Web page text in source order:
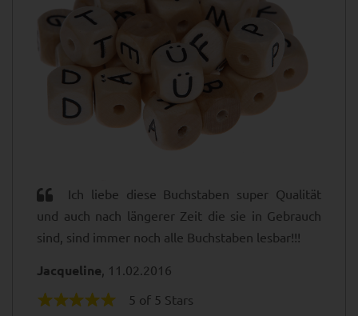
Ich liebe diese Buchstaben super Qualität
und auch nach längerer Zeit die sie in Gebrauch
sind, sind immer noch alle Buchstaben lesbar!!!
Jacqueline , 11.02.2016
5 of 5 Stars